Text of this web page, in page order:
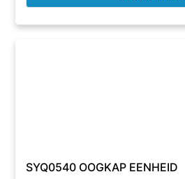
SYQ0540 OOGKAP EENHEID